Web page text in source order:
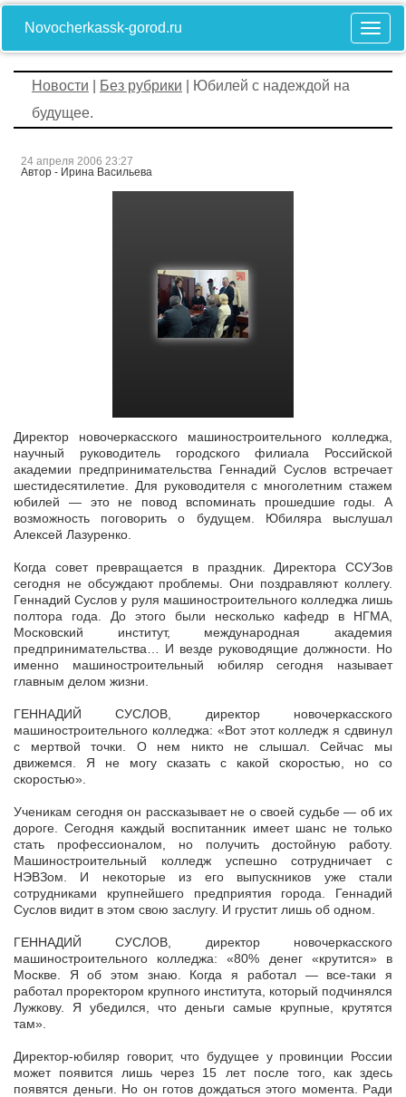
Novocherkassk-gorod.ru
Новости Без рубрики | Юбилей с надеждой на
будущее.
24 апреля 2006 23:27
Автор - Ирина Васильева
Директор новочеркасского машиностроительного колледжа,
научный руководитель городского филиала Российской
академии предпринимательства Геннадий Суслов встречает
шестидесятилетие. Для руководителя с многолетним стажем
юбилей — это не повод вспоминать прошедшие годы. А
возможность поговорить о будущем. Юбиляра выслушал
Алексей Лазуренко.
Когда совет превращается в праздник. Директора ССУЗов
сегодня не обсуждают проблемы. Они поздравляют коллегу.
Геннадий Суслов у руля машиностроительного колледжа лишь
полтора года. До этого были несколько кафедр в НГМА,
Московский институт, международная академия
предпринимательства… И везде руководящие должности. Но
именно машиностроительный юбиляр сегодня называет
главным делом жизни.
ГЕННАДИЙ СУСЛОВ, директор новочеркасского
машиностроительного колледжа: «Вот этот колледж я сдвинул
с мертвой точки. О нем никто не слышал. Сейчас мы
движемся. Я не могу сказать с какой скоростью, но со
скоростью».
Ученикам сегодня он рассказывает не о своей судьбе — об их
дороге. Сегодня каждый воспитанник имеет шанс не только
стать профессионалом, но получить достойную работу.
Машиностроительный колледж успешно сотрудничает с
НЭВЗом. И некоторые из его выпускников уже стали
сотрудниками крупнейшего предприятия города. Геннадий
Суслов видит в этом свою заслугу. И грустит лишь об одном.
ГЕННАДИЙ СУСЛОВ, директор новочеркасского
машиностроительного колледжа: «80% денег «крутится» в
Москве. Я об этом знаю. Когда я работал — все-таки я
работал проректором крупного института, который подчинялся
Лужкову. Я убедился, что деньги самые крупные, крутятся
там».
Директор-юбиляр говорит, что будущее у провинции России
может появится лишь через 15 лет после того, как здесь
появятся деньги. Но он готов дождаться этого момента. Ради